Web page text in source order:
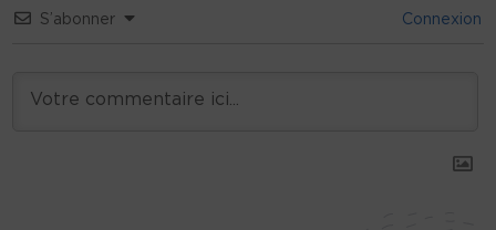
S’abonner Connexion